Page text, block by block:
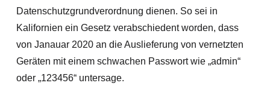
Datenschutzgrundverordnung dienen. So sei in
Kalifornien ein Gesetz verabschiedent worden, dass
von Janauar 2020 an die Auslieferung von vernetzten
Geräten mit einem schwachen Passwort wie „admin“
oder „123456“ untersage.